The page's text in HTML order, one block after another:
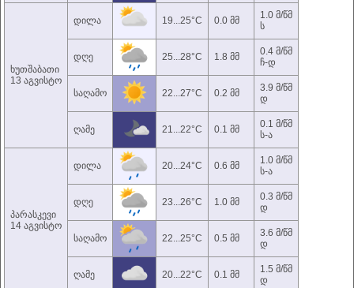
ხუთშაბათი
13 აგვისტო
დილა 19...25°C 0.0 მმ
1.0 მ/წმ
ს
დღე 25...28°C 1.8 მმ
0.4 მ/წმ
ჩ-დ
საღამო 22...27°C 0.2 მმ
3.9 მ/წმ
დ
ღამე 21...22°C 0.1 მმ
0.1 მ/წმ
ს-ა
პარასკევი
14 აგვისტო
დილა 20...24°C 0.6 მმ
1.0 მ/წმ
ს-ა
დღე 23...26°C 1.0 მმ
0.3 მ/წმ
დ
საღამო 22...25°C 0.5 მმ
3.6 მ/წმ
დ
ღამე 20...22°C 0.1 მმ
1.5 მ/წმ
დ